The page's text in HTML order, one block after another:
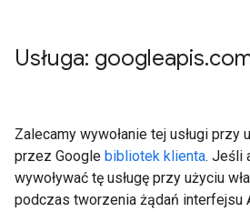
Usługa: googleapis.
Zalecamy wywołanie tej usługi przy
przez Google bibliotek klienta. Jeśli
wywoływać tę usługę przy użyciu
podczas tworzenia żądań interfejsu